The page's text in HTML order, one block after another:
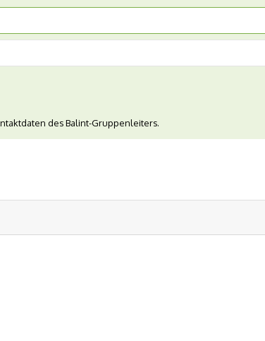
des Balint-Gruppenleiters.